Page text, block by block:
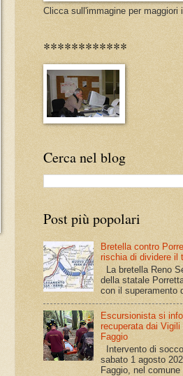
Clicca sull'immagine per maggiori
************
Cerca nel blog
Post più popolari
Bretella contro
rischia di dividere il
La bretella Reno
della statale
con il superamento
Escursionista si
recuperata dai
Faggio
Intervento di
sabato 1 agosto
Faggio, nel